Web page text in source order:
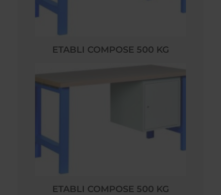
ETABLI COMPOSE 500 KG
ETABLI COMPOSE 500 KG